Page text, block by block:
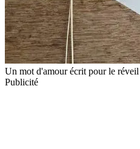
Un mot d'amour écrit pour le réveil
Publicité